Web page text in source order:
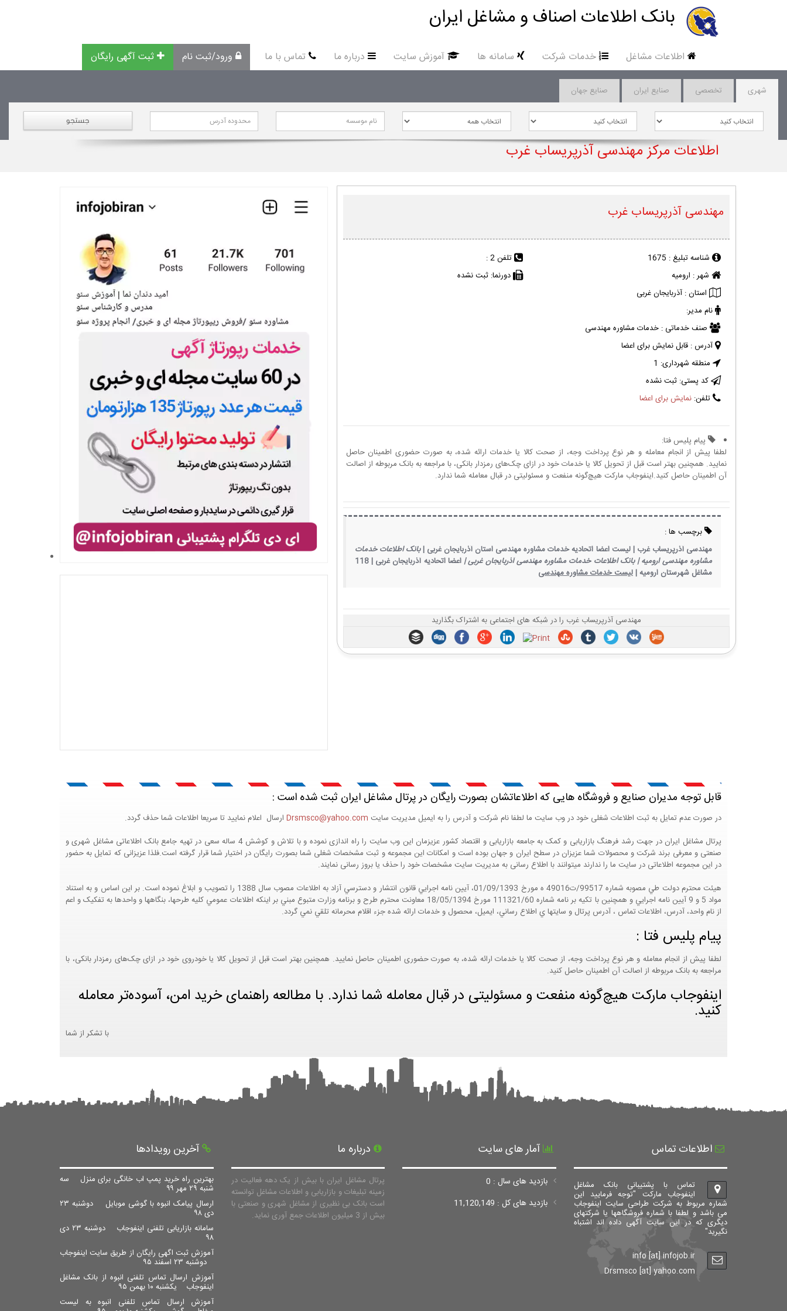
بانک اطلاعات اصناف و مشاغل ایران
اطلاعات مشاغل خدمات شرکت سامانه ها آموزش سایت درباره ما تماس با ما ورود/ثبت نام ثبت آگهی رایگان
شهری تخصصی صنایع ایران صنایع جهان
جستجو
اطلاعات مرکز مهندسی آذرپریساب غرب
مهندسی آذرپریساب غرب
شناسه تبلیغ : 1675
شهر : ارومیه
استان : آذربایجان غربی
نام مدیر:
صنف خدماتی : خدمات مشاوره مهندسی
آدرس : قابل نمایش برای اعضا
منطقه شهرداری: 1
کد پستی: ثبت نشده
تلفن: نمایش برای اعضا
تلفن 2 :
دورنما: ثبت نشده
پیام پلیس فتا:
لطفا پیش از انجام معامله و هر نوع پرداخت وجه، از صحت کالا یا خدمات ارائه شده، به صورت حضوری اطمینان حاصل
نمایید. همچنین بهتر است قبل از تحویل کالا یا خدمات خود در ازای چک‌های رمزدار بانکی، با مراجعه به بانک مربوطه از اصالت
آن اطمینان حاصل کنید.اینفوجاب مارکت هیچ‌گونه منفعت و مسئولیتی در قبال معامله شما ندارد.
برچسب ها :
مهندسی آذرپریساب غرب |لیست اعضا اتحادیه خدمات مشاوره مهندسی استان آذربایجان غربی |بانک اطلاعات خدمات
مشاوره مهندسی ارومیه |بانک اطلاعات خدمات مشاوره مهندسی آذربایجان غربی |اعضا اتحادیه آذربایجان غربی | 118
مشاغل شهرستان ارومیه |لیست خدمات مشاوره مهندسی
مهندسی آذرپریساب غرب را در شبکه های اجتماعی به اشتراک بگذارید
قابل توجه مدیران صنایع و فروشگاه هایی که اطلاعاتشان بصورت رایگان در پرتال مشاغل ایران ثبت شده است :
در صورت عدم تمایل به ثبت اطلاعات شغلی خود در وب سایت ما لطفا نام شرکت و آدرس را به ایمیل مدیریت سایت Drsmsco@yahoo.com ارسال اعلام نمایید تا سریعا اطلاعات شما حذف گردد.
پرتال مشاغل ایران در جهت رشد فرهنگ بازاریابی و کمک به جامعه بازاریابی و اقتصاد کشور عزیزمان این وب سایت را راه اندازی نموده و با تلاش و کوشش 4 ساله سعی در تهیه جامع بانک اطلاعاتی مشاغل شهری و
صنعتی و معرفی برند شرکت و محصولات شما عزیزان در سطح ایران و جهان بوده است و امکانات این مجموعه و ثبت مشخصات شغلی شما بصورت رایگان در اختیار شما قرار گرفته است.فلذا عزیزانی که تمایل به حضور
در این مجموعه اطلاعاتی در سایت ما را ندارند میتوانند با اطلاع رسانی به مدیریت سایت مشخصات خود را حذف یا بروز رسانی نمایند.
هيئت محترم دولت طي مصوبه شماره 99517/ت49016 ه مورخ 01/09/1393، آيين نامه اجرايي قانون انتشار و دسترسي آزاد به اطلاعات مصوب سال 1388 را تصويب و ابلاغ نموده است. بر اين اساس و به استناد
مواد 5 و 9 آيين نامه اجرايي و همچنين با تکيه بر نامه شماره 111321/60 مورخ 18/05/1394 معاونت محترم طرح و برنامه وزارت متبوع مبني بر اينکه اطلاعات عمومي کليه طرحها، بنگاهها و واحدها به تفکيک و اعم
از نام واحد، آدرس، اطلاعات تماس ، آدرس پرتال و سايتها ي اطلاع رساني، ايميل، محصول و خدمات ارائه شده جزء اقلام محرمانه تلقي نمي گردد.
پیام پلیس فتا :
لطفا پیش از انجام معامله و هر نوع پرداخت وجه، از صحت کالا یا خدمات ارائه شده، به صورت حضوری اطمینان حاصل نمایید. همچنین بهتر است قبل از تحویل کالا یا خودروی خود در ازای چک‌های رمزدار بانکی، با
مراجعه به بانک مربوطه از اصالت آن اطمینان حاصل کنید.
اینفوجاب مارکت هیچ‌گونه منفعت و مسئولیتی در قبال معامله شما ندارد. با مطالعه راهنمای خرید امن، آسوده‌تر معامله
کنید.
با تشکر از شما
اطلاعات تماس
تماس با پشتیبانی بانک مشاغل
اینفوجاب مارکت "توجه فرمایید این
شماره مربوط به شرکت طراحی سایت اینفوجاب
می باشد و لطفا با شماره فروشگاهها یا شرکتهای
دیگری که در این سایت آگهی داده اند اشتباه
نگیرید"
info [at] infojob.ir
Drsmsco [at] yahoo.com
آمار های سایت
بازدید های سال : 0
بازدید های کل : 11,120,149
درباره ما
پرتال مشاغل ایران با بیش از یک دهه فعالیت در
زمینه تبلیغات و بازاریابی و اطلاعات مشاغل توانسته
است بانک بی نظیری از مشاغل شهری و صنعتی با
بیش از 3 میلیون اطلاعات جمع آوری نماید.
آخرین رویدادها
بهترین راه خرید پمپ اب خانگی برای منزل سه
شنبه ۲۹ مهر ۹۹
ارسال پیامک انبوه با گوشی موبایل
دوشنبه ۲۳
دی ۹۸
سامانه بازاریابی تلفنی اینفوجاب
دوشنبه ۲۳ دی
۹۸
آموزش ثبت اگهی رایگان از طریق سایت اینفوجاب
دوشنبه ۲۳ اسفند ۹۵
آموزش ارسال تماس تلفنی انبوه از بانک مشاغل
اینفوجاب یکشنبه ۱۰ بهمن ۹۵
آموزش ارسال تماس تلفنی انبوه به لیست